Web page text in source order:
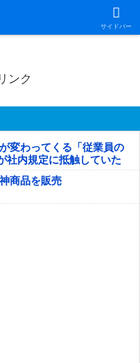
サイドバー
ンク
変わってくる「従業員の
社内規定に抵触していた
商品を販売